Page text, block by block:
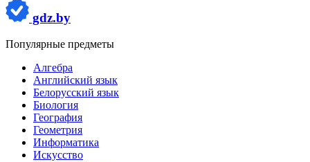
gdz.by
Популярные предметы
Алгебра
Английский язык
Белорусский язык
Биология
География
Геометрия
Информатика
Искусство